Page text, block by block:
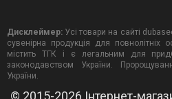
Дисклеймер: Усі товари на сайті
сувенірна продукція для повнолітніх
містить ТГК і є легальним для
законодавством України.
України.